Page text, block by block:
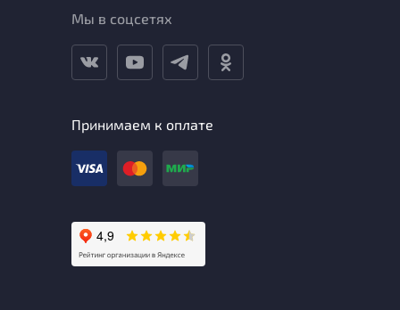
Мы в соцсетях
Принимаем к оплате